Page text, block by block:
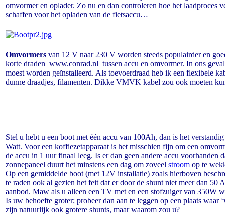
omvormer en oplader. Zo nu en dan controleren hoe het laadproces
schaffen voor het opladen van de fietsaccu…
Omvormers van 12 V naar 230 V worden steeds populairder en
korte draden www.conrad.nl tussen accu en omvormer. In ons
moest worden geïnstalleerd. Als toevoerdraad heb ik een flexibele
dunne draadjes, filamenten. Dikke VMVK kabel zou ook moeten
Stel u hebt u een boot met één accu van 100Ah, dan is het
Watt. Voor een koffiezetapparaat is het misschien fijn om een
de accu in 1 uur finaal leeg. Is er dan geen andere accu
zonnepaneel duurt het minstens een dag om zoveel stroom op te
Op een gemiddelde boot (met 12V installatie) zoals hierboven
te raden ook al gezien het feit dat er door de shunt niet meer dan
aanbod. Maw als u alleen een TV met en een stofzuiger van 350W
Is uw behoefte groter; probeer dan aan te leggen op een plaats
zijn natuurlijk ook grotere shunts, maar waarom zou u?